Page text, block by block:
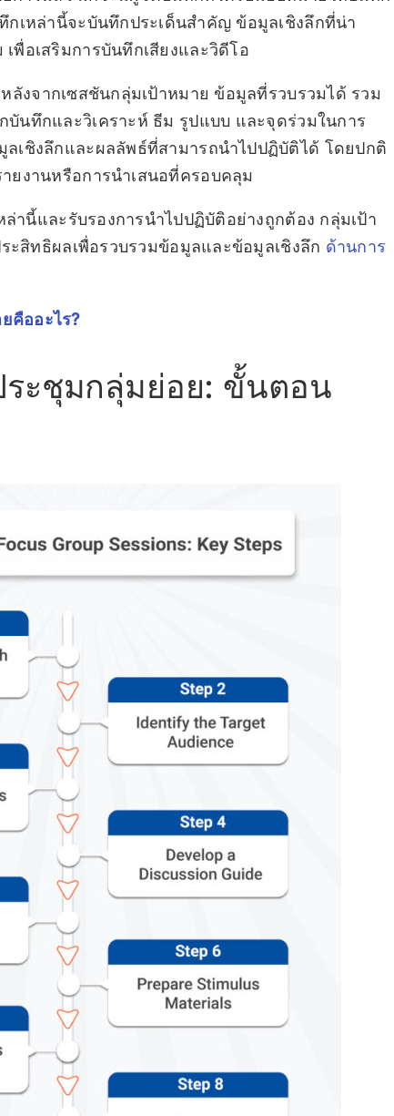
กเหล่านี้จะบันทึกประเด็นสำคัญ ข้อมูลเชิงลึกที่น่า
พื่อเสริมการบันทึกเสียงและวิดีโอ
หลังจากเซสชันกลุ่มเป้าหมาย ข้อมูลที่รวบรวมได้ รวม
นทึกและวิเคราะห์ ธีม รูปแบบ และจุดร่วมในการ
ลเชิงลึกและผลลัพธ์ที่สามารถนำไปปฏิบัติได้ โดยปกติ
ยงานหรือการนำเสนอที่ครอบคลุม
านี้และรับรองการนำไปปฏิบัติอย่างถูกต้อง กลุ่มเป้า
ะสิทธิผลเพื่อรวบรวมข้อมูลและข้อมูลเชิงลึก ด้านการ
คืออะไร?
ระชุมกลุ่มย่อย: ขั้นตอน